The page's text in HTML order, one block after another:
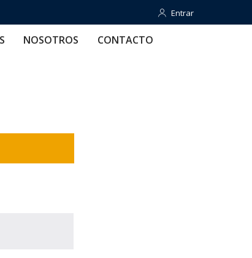
Entrar
Entrar
NOSOTROS CONTACTO